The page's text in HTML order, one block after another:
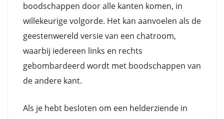
boodschappen door alle kanten komen, in
willekeurige volgorde. Het kan aanvoelen als de
geestenwereld versie van een chatroom,
waarbij iedereen links en rechts
gebombardeerd wordt met boodschappen van
de andere kant.
Als je hebt besloten om een helderziende in